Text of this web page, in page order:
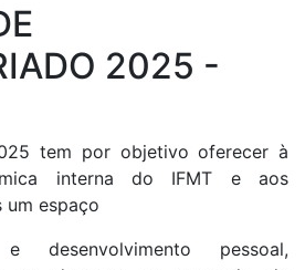
2025 -
tem por objetivo oferecer à
interna do IFMT e aos
espaço
desenvolvimento pessoal,